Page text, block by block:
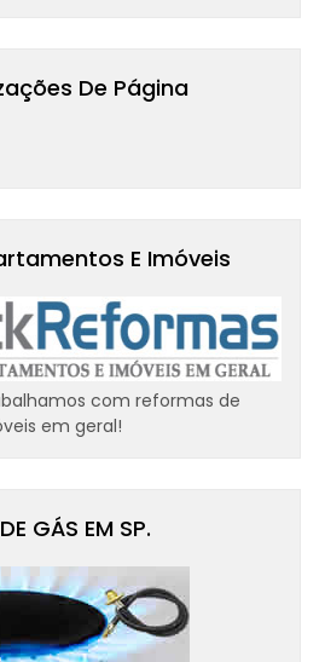
De Página
E Imóveis
com reformas de
em geral!
GÁS EM SP.